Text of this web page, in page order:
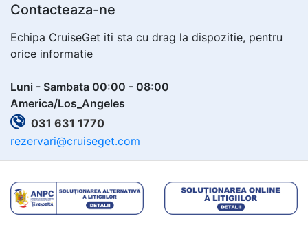
Contacteaza-ne
Echipa CruiseGet iti sta cu drag la dispozitie, pentru
orice informatie
Luni - Sambata 00:00 - 08:00
America/Los_Angeles
031 631 1770
rezervari@cruiseget.com